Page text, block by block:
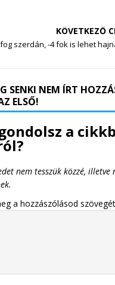
KÖVETKEZŐ
szerdán, -4 fok is lehet
SENKI NEM ÍRT
ELSŐ!
a
nem tesszük közzé,
a hozzászólásod